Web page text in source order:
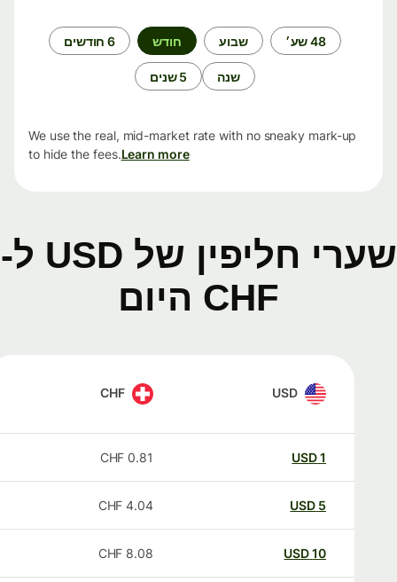
48 שע׳ שבוע חודש 6 חודשים
שנה 5 שנים
We use the real, mid-market rate with no sneaky mark-up
to hide the fees.Learn more
שערי חליפין של USD ל-
CHF היום
USD
CHF
USD
0.81
CHF
USD
4.04
CHF
USD
8.08
CHF